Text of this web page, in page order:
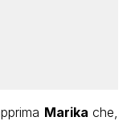
Marika che,